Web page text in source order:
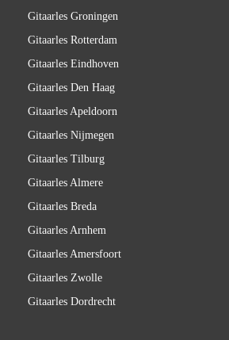
Gitaarles Groningen
Gitaarles Rotterdam
Gitaarles Eindhoven
Gitaarles Den Haag
Gitaarles Apeldoorn
Gitaarles Nijmegen
Gitaarles Tilburg
Gitaarles Almere
Gitaarles Breda
Gitaarles Arnhem
Gitaarles Amersfoort
Gitaarles Zwolle
Gitaarles Dordrecht